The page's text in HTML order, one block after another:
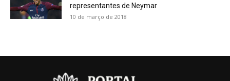
representantes de Neymar
10 de março de 2018